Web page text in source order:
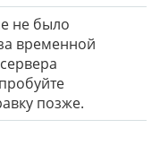
не было
временной
позже.